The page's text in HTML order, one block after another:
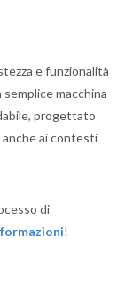
e funzionalità
macchina
progettato
anche ai contesti
di
!